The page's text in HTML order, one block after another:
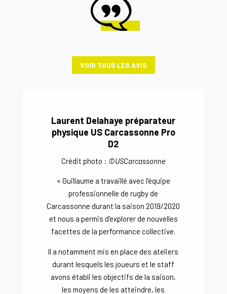
VOIR TOUS LES AVIS
Laurent Delahaye préparateur
physique US Carcassonne Pro
D2
Crédit photo : ©USCarcassonne
« Guillaume a travaillé avec l’équipe
professionnelle de rugby de
Carcassonne durant la saison 2019/2020
et nous a permis d’explorer de nouvelles
facettes de la performance collective.
Il a notamment mis en place des ateliers
durant lesquels les joueurs et le staff
avons établi les objectifs de la saison,
les moyens de les atteindre, les